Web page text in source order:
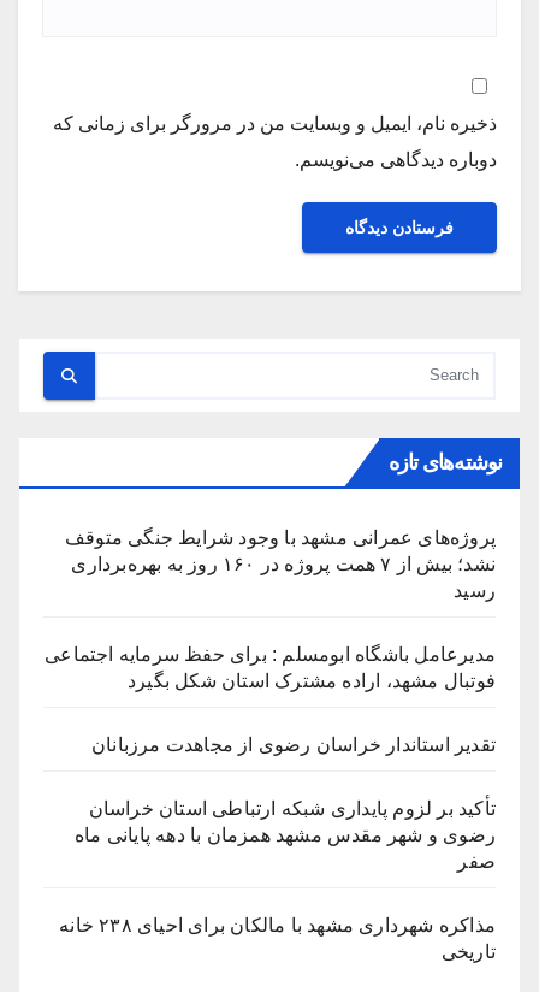
ذخیره نام، ایمیل و وبسایت من در مرورگر برای زمانی که
دوباره دیدگاهی می‌نویسم.
نوشته‌های تازه
پروژه‌های عمرانی مشهد با وجود شرایط جنگی متوقف
نشد؛ بیش از ۷ همت پروژه در ۱۶۰ روز به بهره‌برداری
رسید
مدیرعامل باشگاه ابومسلم : برای حفظ سرمایه اجتماعی
فوتبال مشهد، اراده مشترک استان شکل بگیرد
تقدیر استاندار خراسان رضوی از مجاهدت مرزبانان
تأکید بر لزوم پایداری شبکه ارتباطی استان خراسان
رضوی و شهر مقدس مشهد همزمان با دهه پایانی ماه
صفر
مذاکره شهرداری مشهد با مالکان برای احیای ۲۳۸ خانه
تاریخی